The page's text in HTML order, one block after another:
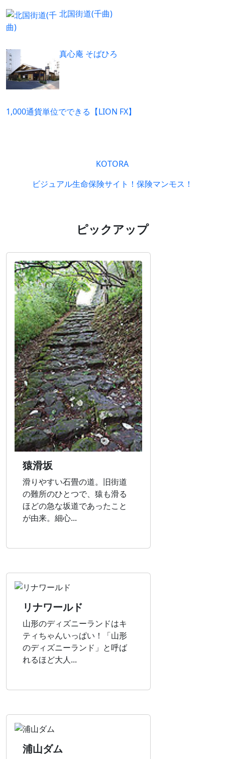
北国街道(千曲)
真心庵 そばひろ
1,000通貨単位でできる【LION FX】
KOTORA
ビジュアル生命保険サイト！保険マンモス！
ピックアップ
猿滑坂
滑りやすい石畳の道。旧街道
の難所のひとつで、猿も滑る
ほどの急な坂道であったこと
が由来。細心...
リナワールド
山形のディズニーランドはキ
ティちゃんいっぱい！「山形
のディズニーランド」と呼ば
れるほど大人...
浦山ダム